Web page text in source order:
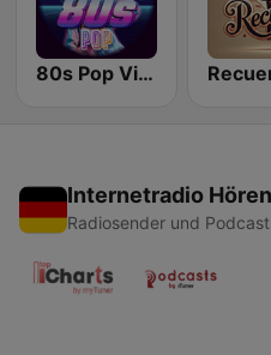
80s Pop Vibes
Internetradio Hören
Radiosender und